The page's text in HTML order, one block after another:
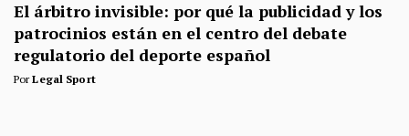
El árbitro invisible: por qué la publicidad y los
patrocinios están en el centro del debate
regulatorio del deporte español
PorLegal Sport